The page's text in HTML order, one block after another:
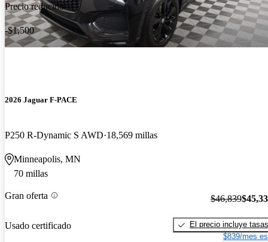
Precio reducido
-$1,500
2026 Jaguar F-PACE
P250 R-Dynamic S AWD 18,569 millas
Minneapolis, MN
70 millas
Gran oferta
Usado certificado
$46,839
El precio incluye tasas
$839/mes